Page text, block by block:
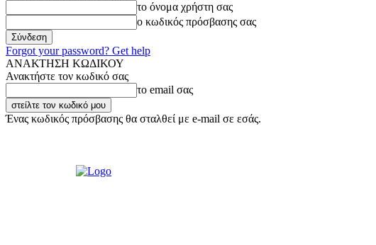
το όνομα χρήστη σας
ο κωδικός πρόσβασης σας
Forgot your password? Get help
ΑΝΑΚΤΗΣΗ ΚΩΔΙΚΟΥ
Ανακτήστε τον κωδικό σας
το email σας
Ένας κωδικός πρόσβασης θα σταλθεί με e-mail σε εσάς.